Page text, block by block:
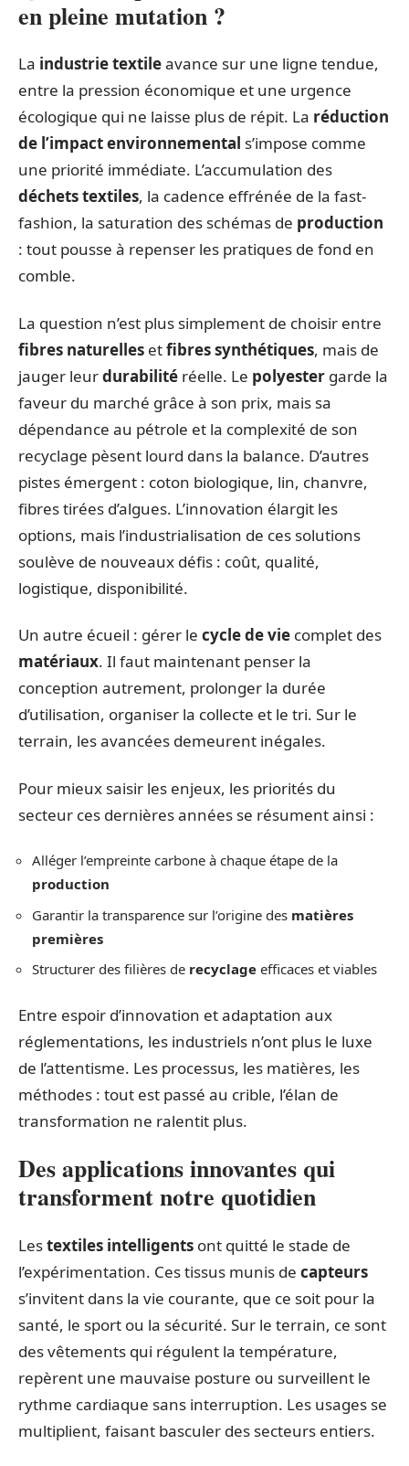
en pleine mutation ?
La industrie textileavance sur une ligne tendue,
entre la pression économique et une urgence
écologique qui ne laisse plus de répit. La réduction
de l’impact environnemental s’impose comme
une priorité immédiate. L’accumulation des
déchets textiles, la cadence effrénée de la fast-
fashion, la saturation des schémas de production
: tout pousse à repenser les pratiques de fond en
comble.
La question n’est plus simplement de choisir entre
fibres naturelles etfibres synthétiques, mais de
jauger leurdurabilité réelle. Le polyester garde la
faveur du marché grâce à son prix, mais sa
dépendance au pétrole et la complexité de son
recyclage pèsent lourd dans la balance. D’autres
pistes émergent : coton biologique, lin, chanvre,
fibres tirées d’algues. L’innovation élargit les
options, mais l’industrialisation de ces solutions
soulève de nouveaux défis : coût, qualité,
logistique, disponibilité.
Un autre écueil : gérer le cycle de vie complet des
matériaux. Il faut maintenant penser la
conception autrement, prolonger la durée
d’utilisation, organiser la collecte et le tri. Sur le
terrain, les avancées demeurent inégales.
Pour mieux saisir les enjeux, les priorités du
secteur ces dernières années se résument ainsi :
Alléger l’empreinte carbone à chaque étape de la
production
Garantir la transparence sur l’origine des matières
premières
Structurer des filières de recyclage efficaces et viables
Entre espoir d’innovation et adaptation aux
réglementations, les industriels n’ont plus le luxe
de l’attentisme. Les processus, les matières, les
méthodes : tout est passé au crible, l’élan de
transformation ne ralentit plus.
Des applications innovantes qui
transforment notre quotidien
Lestextiles intelligents ont quitté le stade de
l’expérimentation. Ces tissus munis de capteurs
s’invitent dans la vie courante, que ce soit pour la
santé, le sport ou la sécurité. Sur le terrain, ce sont
des vêtements qui régulent la température,
repèrent une mauvaise posture ou surveillent le
rythme cardiaque sans interruption. Les usages se
multiplient, faisant basculer des secteurs entiers.